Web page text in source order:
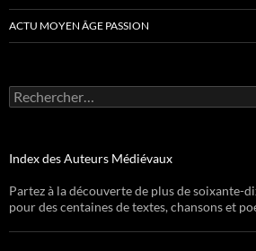
ACTU MOYEN ÂGE PASSION
Rechercher :
Index des Auteurs Médiévaux
Partez à la découverte de plus de soixante-
pour des centaines de textes, chansons et